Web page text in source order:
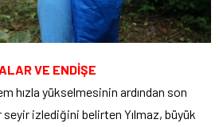
VE ENDİŞE
hızla yükselmesinin ardından son
izlediğini belirten Yılmaz, büyük